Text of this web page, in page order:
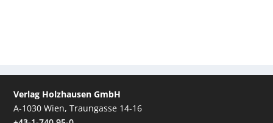
Verlag Holzhausen GmbH
A-1030 Wien, Traungasse 14-16